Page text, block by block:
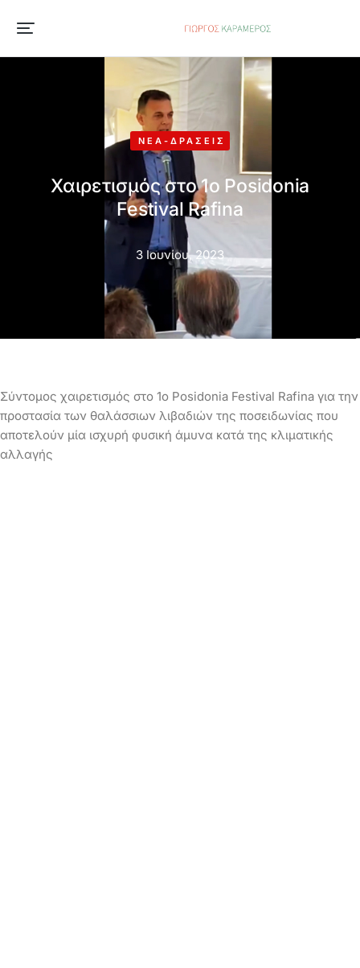
ΝΈΑ-ΔΡΆΣΕΙΣ
Χαιρετισμός στο 1ο Posidonia
Festival Rafina
3 Ιουνίου, 2023
Σύντομος χαιρετισμός στο 1ο Posidonia Festival Rafina για την
προστασία των θαλάσσιων λιβαδιών της ποσειδωνίας που
αποτελούν μία ισχυρή φυσική άμυνα κατά της κλιματικής
αλλαγής